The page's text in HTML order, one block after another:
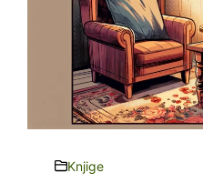
Knjige